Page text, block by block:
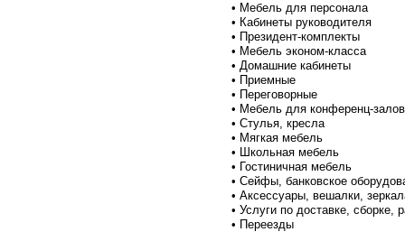
• Мебель для персонала
• Кабинеты руководителя
• Президент-комплекты
• Мебель эконом-класса
• Домашние кабинеты
• Приемные
• Переговорные
• Мебель для конференц-залов
• Стулья, кресла
• Мягкая мебель
• Школьная мебель
• Гостиничная мебель
• Сейфы, банковское
• Аксессуары, вешалки,
• Услуги по доставке, сборке,
• Переезды